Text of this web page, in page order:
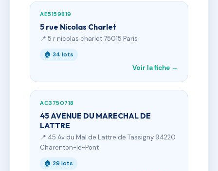
AE5159819
5 rue Nicolas Charlet
📍 5 r nicolas charlet 75015 Paris
🏠 34 lots
Voir la fiche →
AC3750718
45 AVENUE DU MARECHAL DE
LATTRE
📍 45 Av du Mal de Lattre de Tassigny 94220
Charenton-le-Pont
🏠 29 lots